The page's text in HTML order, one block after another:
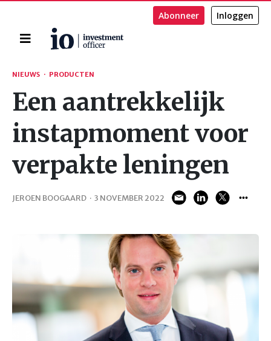
Home
Abonneer Inloggen
Zoeken
NIEUWS · PRODUCTEN
Een aantrekkelijk
instapmoment voor
verpakte leningen
JEROEN BOOGAARD · 3 NOVEMBER 2022